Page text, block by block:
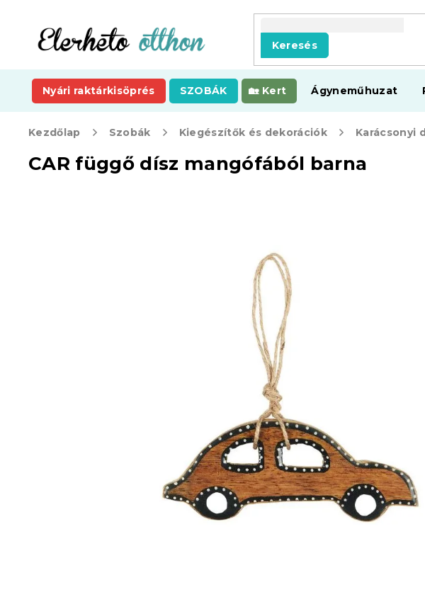
tartalomhoz
Keresés
Nyári raktárkisöprés SZOBÁK Kert Ágyneműhuzat
Kezdőlap Szobák Kiegészítők és dekorációk Karácsonyi
CAR függő dísz mangófából barna